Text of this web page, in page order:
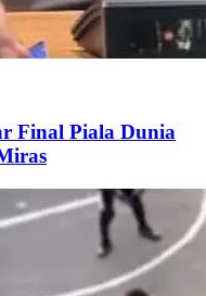
Final Piala Dunia